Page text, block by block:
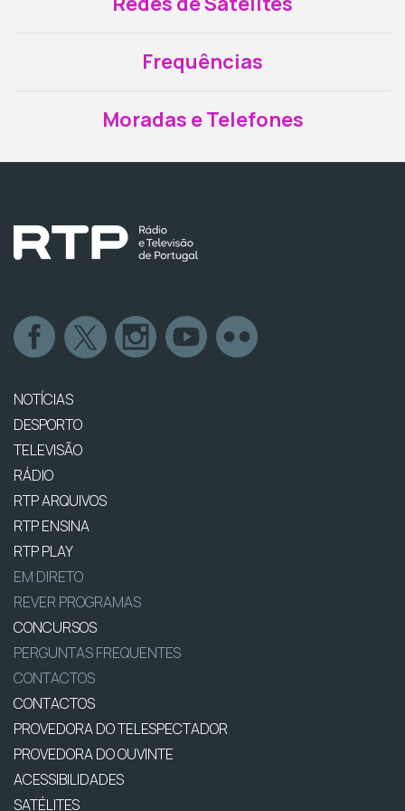
Frequências
Moradas e Telefones
NOTÍCIAS
DESPORTO
TELEVISÃO
RÁDIO
RTP ARQUIVOS
RTP ENSINA
RTP PLAY
EM DIRETO
REVER PROGRAMAS
CONCURSOS
PERGUNTAS FREQUENTES
CONTACTOS
CONTACTOS
PROVEDORA DO TELESPECTADOR
PROVEDORA DO OUVINTE
ACESSIBILIDADES
SATÉLITES